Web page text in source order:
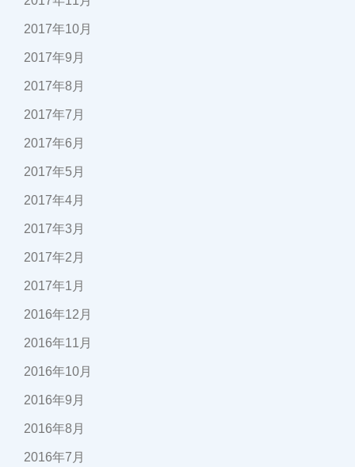
2017年10月
2017年9月
2017年8月
2017年7月
2017年6月
2017年5月
2017年4月
2017年3月
2017年2月
2017年1月
2016年12月
2016年11月
2016年10月
2016年9月
2016年8月
2016年7月